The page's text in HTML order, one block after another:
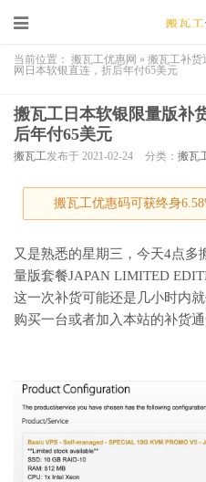
当前位置： 搬瓦工优惠网 » 搬瓦工补货
网日本软银直连，折后年付65美元
搬瓦工日本软银限量版补
后年付65美元
搬瓦工发布于 2021-02-24 分类： 搬瓦
搬瓦工优惠码可获终身
又是熟悉的星期三，今天4点多
量版套餐JAPAN LIMITED
这一次补货可能还是几小时内
购买一台或者加入本站的补货通